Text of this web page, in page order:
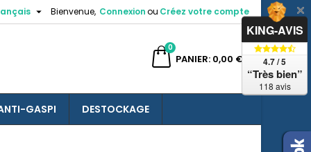
Bienvenue, Connexionou Créez votre compte

PANIER
0
0,00 €
GASPI DESTOCKAGE
KING-AVIS
4.7 / 5
“Très bien”
118 avis